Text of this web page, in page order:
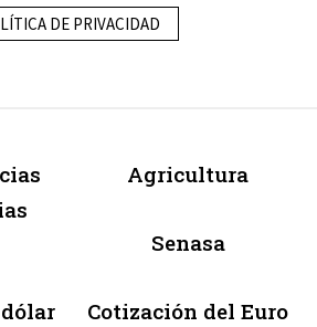
DE PRIVACIDAD
Agricultura
Senasa
Cotización del Euro